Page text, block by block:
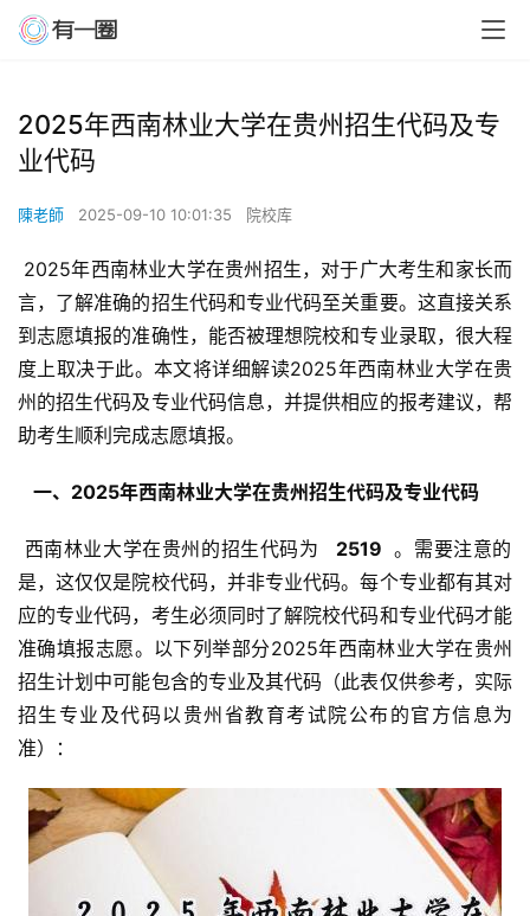
2025年西南林业大学在贵州招生代码及专
业代码
陳老師 2025-09-10 10:01:35 院校库
言，了解准确的招生代码和专业代码至关重要。这直接关系
到志愿填报的准确性，能否被理想院校和专业录取，很大程
度上取决于此。本文将详细解读2025年西南林业大学在贵
州的招生代码及专业代码信息，并提供相应的报考建议，帮
助考生顺利完成志愿填报。
  一、2025年西南林业大学在贵州招生代码及专业代码
西南林业大学在贵州的招生代码为
  2519
。需要注意的
是，这仅仅是院校代码，并非专业代码。每个专业都有其对
应的专业代码，考生必须同时了解院校代码和专业代码才能
准确填报志愿。以下列举部分2025年西南林业大学在贵州
招生计划中可能包含的专业及其代码（此表仅供参考，实际
招生专业及代码以贵州省教育考试院公布的官方信息为
准）：